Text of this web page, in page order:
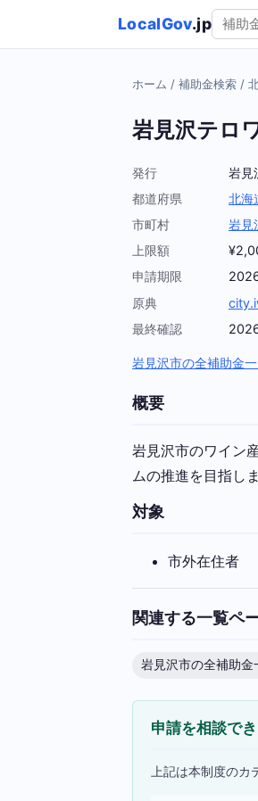
LocalGov.jp
ホーム / 補助金検索 /
岩見沢テロ
発行
岩見
都道府県
北海
市町村
岩見
上限額
申請期限
原典
最終確認
岩見沢市の全補助金
概要
岩見沢市のワイン
ムの推進を目指し
対象
市外在住者
関連する一覧ペ
岩見沢市の全補助
申請を相談で
上記は本制度の